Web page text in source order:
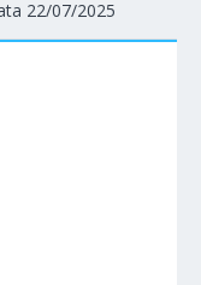
22/07/2025